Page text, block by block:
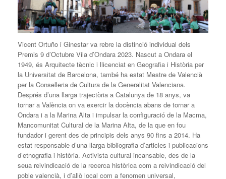
Vicent Ortuño i Ginestar va rebre la distinció individual dels
Premis 9 d’Octubre Vila d’Ondara 2023. Nascut a Ondara el
1949, és Arquitecte tècnic i llicenciat en Geografia i Història per
la Universitat de Barcelona, també ha estat Mestre de Valencià
per la Conselleria de Cultura de la Generalitat Valenciana.
Després d’una llarga trajectòria a Catalunya de 18 anys, va
tornar a València on va exercir la docència abans de tornar a
Ondara i a la Marina Alta i impulsar la configuració de la Macma,
Mancomunitat Cultural de la Marina Alta, de la que en fou
fundador i gerent des de principis dels anys 90 fins a 2014. Ha
estat responsable d’una llarga bibliografia d’articles i publicacions
d’etnografia i història. Activista cultural incansable, des de la
seua reivindicació de la recerca històrica com a reivindicació del
poble valencià, i d’allò local com a fenomen universal,